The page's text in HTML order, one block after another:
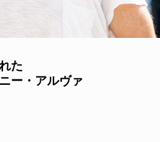
た
ー・アルヴァ